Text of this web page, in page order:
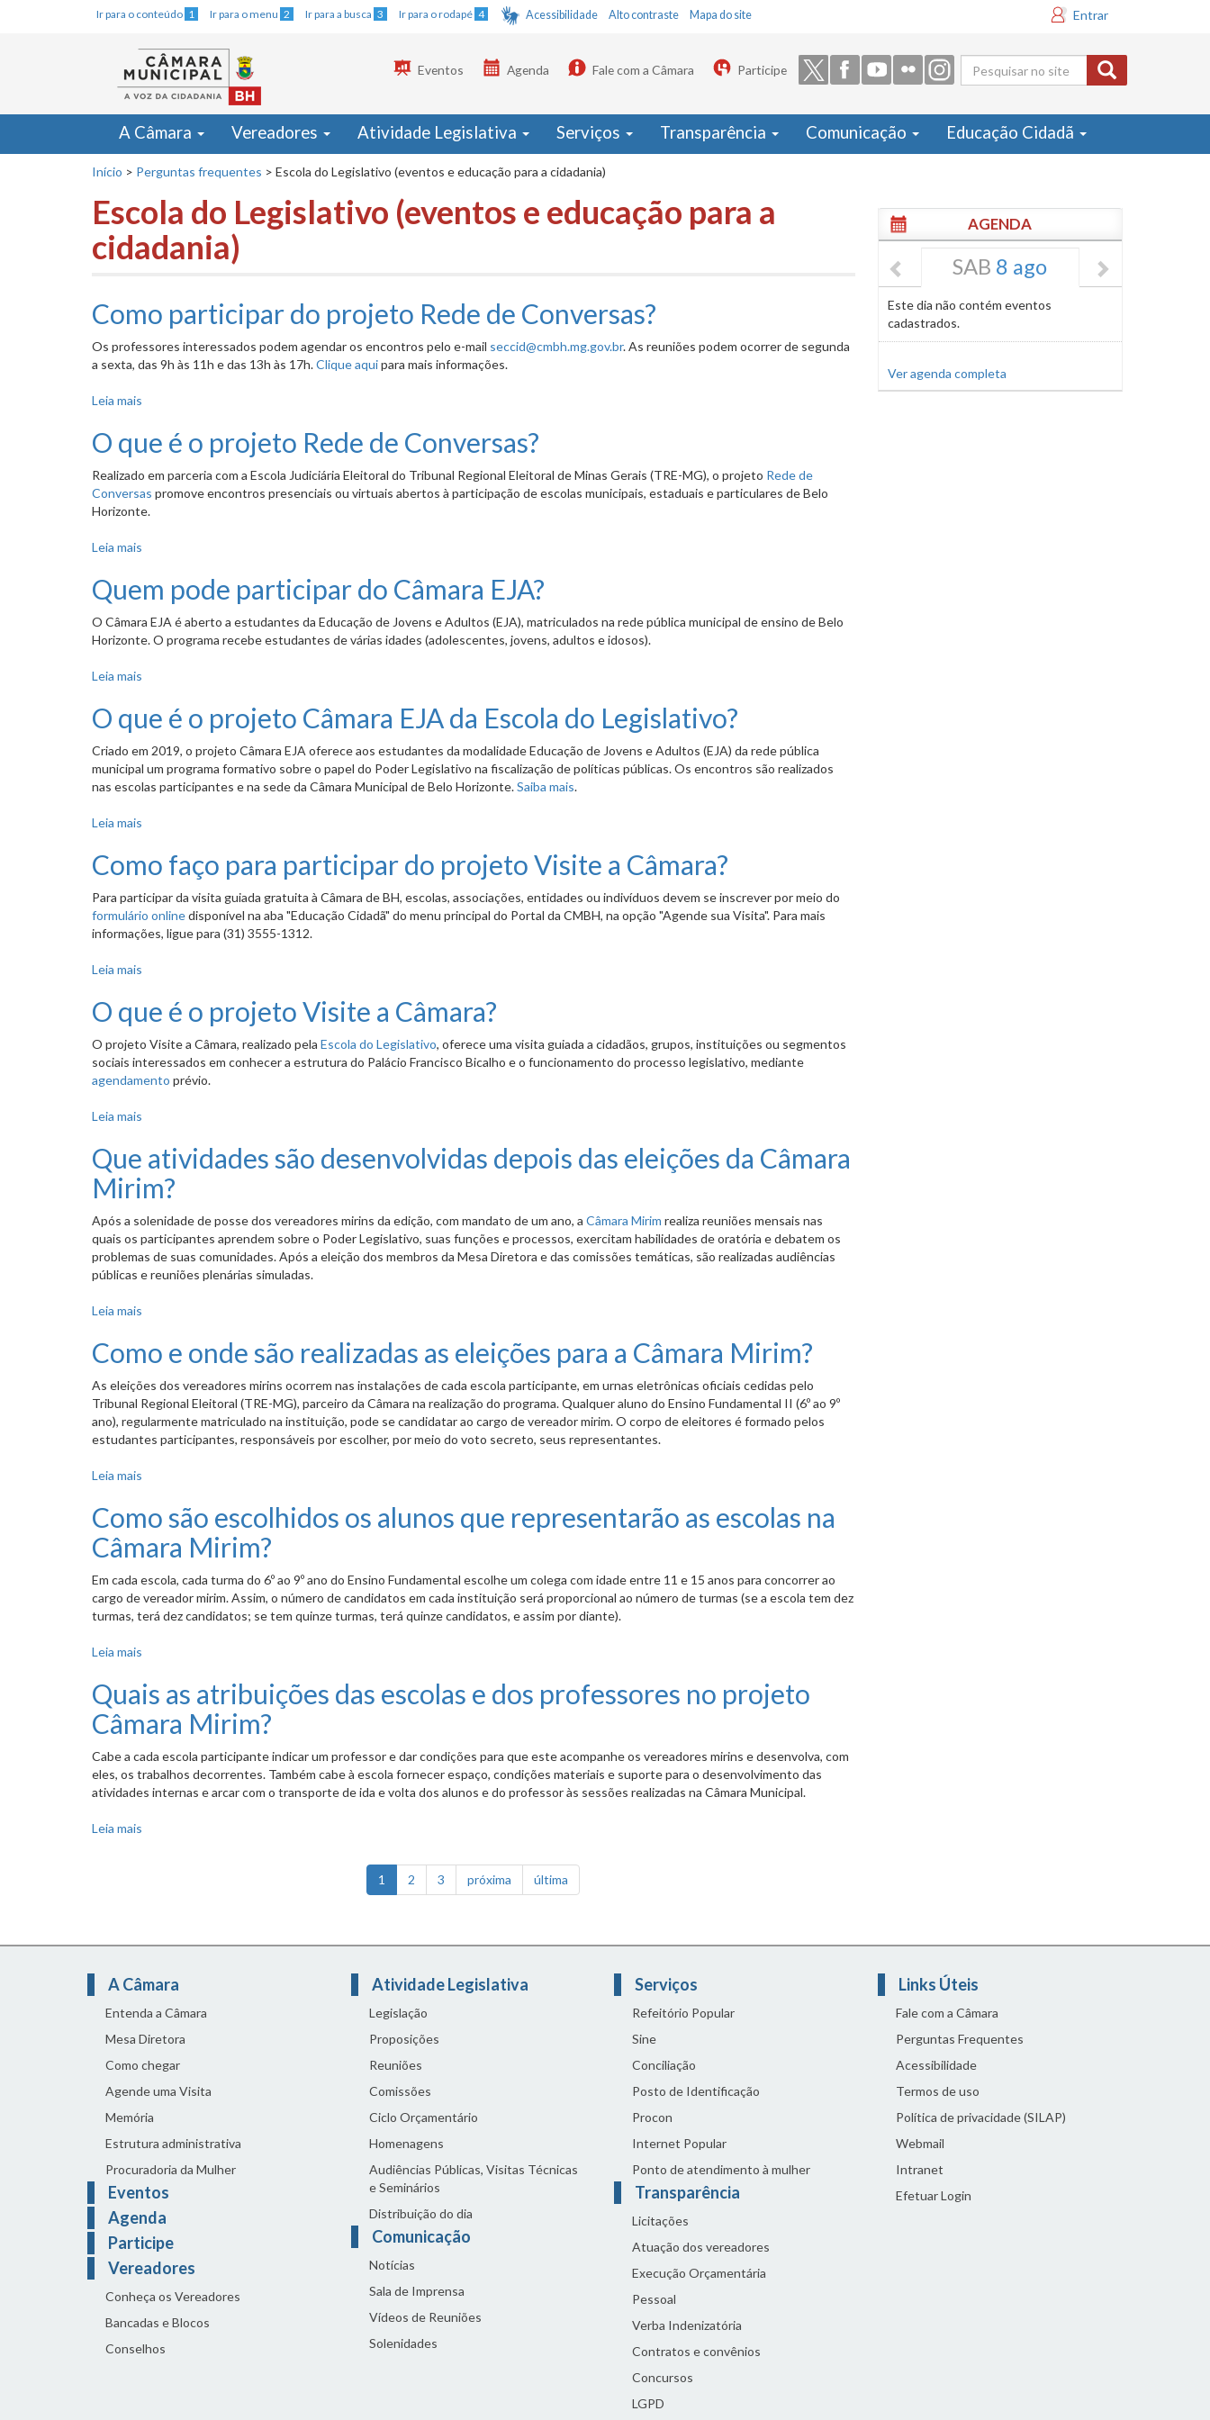
Ir para o conteúdo 1 Ir para o menu 2 Ir para a busca 3 Ir para o rodapé 4 Acessibilidade Alto contraste Mapa do site Entrar
Formulário
de busca
Eventos Agenda Fale com a Câmara Participe
A Câmara Vereadores Atividade Legislativa Serviços Transparência Comunicação Educação Cidadã
Início > Perguntas frequentes > Escola do Legislativo (eventos e educação para a cidadania)
Escola do Legislativo (eventos e educação para a
cidadania)
Como participar do projeto Rede de Conversas?
Os professores interessados podem agendar os encontros pelo e-mail seccid@cmbh.mg.gov.br. As reuniões podem ocorrer de segunda
a sexta, das 9h às 11h e das 13h às 17h.Clique aquipara mais informações.
Leia mais
O que é o projeto Rede de Conversas?
Realizado em parceria com a Escola Judiciária Eleitoral do Tribunal Regional Eleitoral de Minas Gerais (TRE-MG), o projeto Rede de
Conversas promove encontros presenciais ou virtuais abertos à participação de escolas municipais, estaduais e particulares de Belo
Horizonte.
Leia mais
Quem pode participar do Câmara EJA?
O Câmara EJA é aberto a estudantes da Educação de Jovens e Adultos (EJA), matriculados na rede pública municipal de ensino de Belo
Horizonte. O programa recebe estudantes de várias idades (adolescentes, jovens, adultos e idosos).
Leia mais
O que é o projeto Câmara EJA da Escola do Legislativo?
Criado em 2019, o projeto Câmara EJA oferece aos estudantes da modalidade Educação de Jovens e Adultos (EJA) da rede pública
municipal um programa formativo sobre o papel do Poder Legislativo na fiscalização de políticas públicas. Os encontros são realizados
nas escolas participantes e na sede da Câmara Municipal de Belo Horizonte.Saiba mais.
Leia mais
Como faço para participar do projeto Visite a Câmara?
Para participar da visita guiada gratuita à Câmara de BH, escolas, associações, entidades ou indivíduos devem se inscrever por meio do
formulário onlinedisponível na aba "Educação Cidadã" do menu principal do Portal da CMBH, na opção "Agende sua Visita". Para mais
informações, ligue para (31) 3555-1312.
Leia mais
O que é o projeto Visite a Câmara?
O projeto Visite a Câmara, realizado pela Escola do Legislativo, oferece uma visita guiada a cidadãos, grupos, instituições ou segmentos
sociais interessados em conhecer a estrutura do Palácio Francisco Bicalho e o funcionamento do processo legislativo, mediante
agendamento prévio.
Leia mais
Que atividades são desenvolvidas depois das eleições da Câmara
Mirim?
Após a solenidade de posse dos vereadores mirins da edição, com mandato de um ano, a Câmara Mirim realiza reuniões mensais nas
quais os participantes aprendem sobre o Poder Legislativo, suas funções e processos, exercitam habilidades de oratória e debatem os
problemas de suas comunidades. Após a eleição dos membros da Mesa Diretora e das comissões temáticas, são realizadas audiências
públicas e reuniões plenárias simuladas.
Leia mais
Como e onde são realizadas as eleições para a Câmara Mirim?
As eleições dos vereadores mirins ocorrem nas instalações de cada escola participante, em urnas eletrônicas oficiais cedidas pelo
Tribunal Regional Eleitoral (TRE-MG), parceiro da Câmara na realização do programa. Qualquer aluno do Ensino Fundamental II (6º ao 9º
ano), regularmente matriculado na instituição, pode se candidatar ao cargo de vereador mirim. O corpo de eleitores é formado pelos
estudantes participantes, responsáveis por escolher, por meio do voto secreto, seus representantes.
Leia mais
Como são escolhidos os alunos que representarão as escolas na
Câmara Mirim?
Em cada escola, cada turma do 6º ao 9º ano do Ensino Fundamental escolhe um colega com idade entre 11 e 15 anos para concorrer ao
cargo de vereador mirim. Assim, o número de candidatos em cada instituição será proporcional ao número de turmas (se a escola tem dez
turmas, terá dez candidatos; se tem quinze turmas, terá quinze candidatos, e assim por diante).
Leia mais
Quais as atribuições das escolas e dos professores no projeto
Câmara Mirim?
Cabe a cada escola participante indicar um professor e dar condições para que este acompanhe os vereadores mirins e desenvolva, com
eles, os trabalhos decorrentes. Também cabe à escola fornecer espaço, condições materiais e suporte para o desenvolvimento das
atividades internas e arcar com o transporte de ida e volta dos alunos e do professor às sessões realizadas na Câmara Municipal.
Leia mais
1 2 3 próxima última
AGENDA
SAB 8 ago
Este dia não contém eventos
cadastrados.
Ver agenda completa
A Câmara
Entenda a Câmara
Mesa Diretora
Como chegar
Agende uma Visita
Memória
Estrutura administrativa
Procuradoria da Mulher
Eventos
Agenda
Participe
Vereadores
Conheça os Vereadores
Bancadas e Blocos
Conselhos
Atividade Legislativa
Legislação
Proposições
Reuniões
Comissões
Ciclo Orçamentário
Homenagens
Audiências Públicas, Visitas Técnicas
e Seminários
Distribuição do dia
Comunicação
Notícias
Sala de Imprensa
Vídeos de Reuniões
Solenidades
Serviços
Refeitório Popular
Sine
Conciliação
Posto de Identificação
Procon
Internet Popular
Ponto de atendimento à mulher
Transparência
Licitações
Atuação dos vereadores
Execução Orçamentária
Pessoal
Verba Indenizatória
Contratos e convênios
Concursos
LGPD
Links Úteis
Fale com a Câmara
Perguntas Frequentes
Acessibilidade
Termos de uso
Política de privacidade (SILAP)
Webmail
Intranet
Efetuar Login